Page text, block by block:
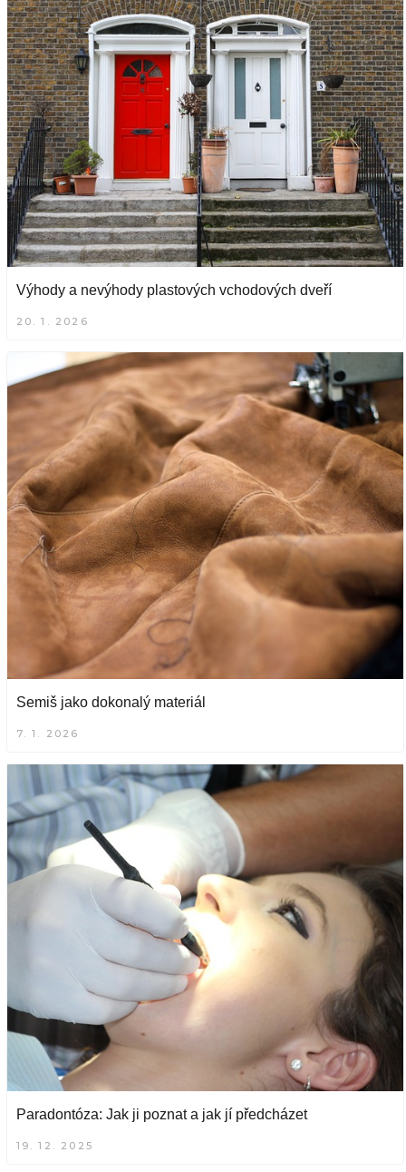
Výhody a nevýhody plastových vchodových dveří
20. 1. 2026
Semiš jako dokonalý materiál
7. 1. 2026
Paradontóza: Jak ji poznat a jak jí předcházet
19. 12. 2025